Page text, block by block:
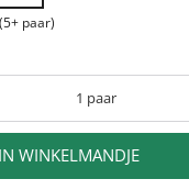
paar)
1 paar
IN WINKELMANDJE